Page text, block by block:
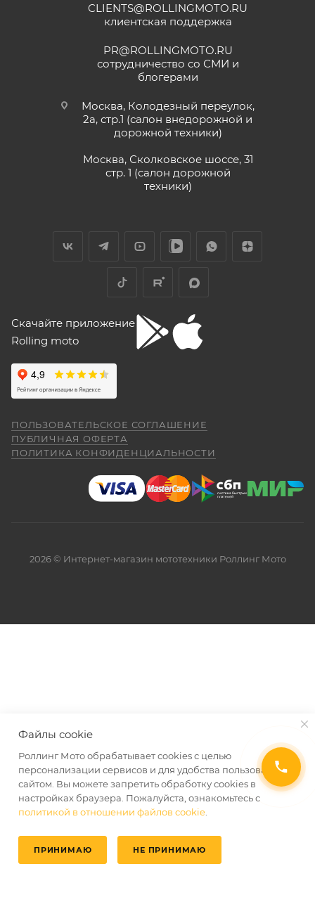
CLIENTS@ROLLINGMOTO.RU
клиентская поддержка
PR@ROLLINGMOTO.RU
сотрудничество со СМИ и
блогерами
Москва, Колодезный переулок,
2а, стр.1 (салон внедорожной и
дорожной техники)
Москва, Сколковское шоссе, 31
стр. 1 (салон дорожной
техники)
Скачайте приложение
Rolling moto
ПОЛЬЗОВАТЕЛЬСКОЕ СОГЛАШЕНИЕ
ПУБЛИЧНАЯ ОФЕРТА
ПОЛИТИКА КОНФИДЕНЦИАЛЬНОСТИ
2026 © Интернет-магазин мототехники Роллинг Мото
Файлы cookie
Роллинг Мото обрабатывает сookies с целью
персонализации сервисов и для удобства пользования
сайтом. Вы можете запретить обработку сookies в
настройках браузера. Пожалуйста, ознакомьтесь с
политикой в отношении файлов cookie
ПРИНИМАЮ НЕ ПРИНИМАЮ